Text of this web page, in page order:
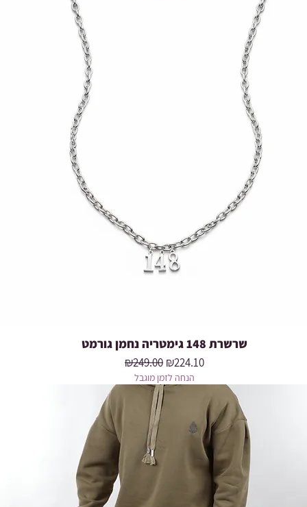
Quick View שרשרת 148 גימטריה נחמן גורמט
Regular Price
₪249.00 Sale Price
₪224.10
הנחה לזמן מוגבל